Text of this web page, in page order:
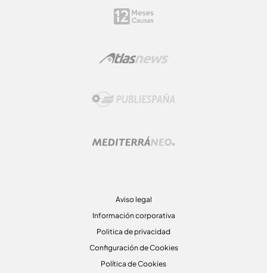
Aviso legal
Información corporativa
Politica de privacidad
Configuración de Cookies
Política de Cookies